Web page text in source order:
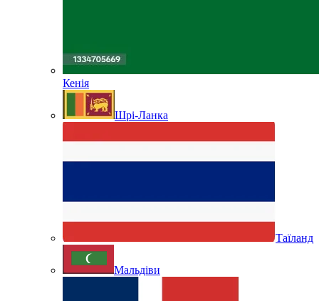
Кенія
Шрі-Ланка
Таїланд
Мальдіви